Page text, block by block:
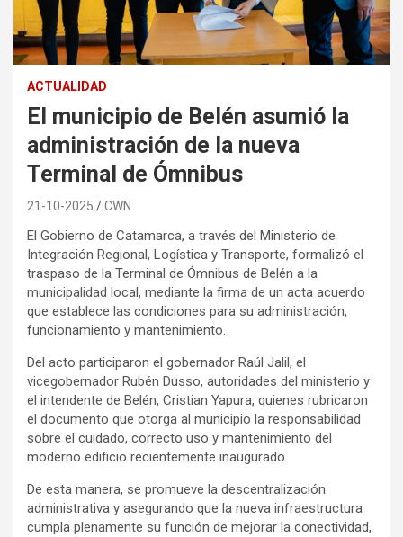
ACTUALIDAD
El municipio de Belén asumió la
administración de la nueva
Terminal de Ómnibus
21-10-2025 CWN
El Gobierno de Catamarca, a través del Ministerio de
Integración Regional, Logística y Transporte, formalizó el
traspaso de la Terminal de Ómnibus de Belén a la
municipalidad local, mediante la firma de un acta acuerdo
que establece las condiciones para su administración,
funcionamiento y mantenimiento.
Del acto participaron el gobernador Raúl Jalil, el
vicegobernador Rubén Dusso, autoridades del ministerio y
el intendente de Belén, Cristian Yapura, quienes rubricaron
el documento que otorga al municipio la responsabilidad
sobre el cuidado, correcto uso y mantenimiento del
moderno edificio recientemente inaugurado.
De esta manera, se promueve la descentralización
administrativa y asegurando que la nueva infraestructura
cumpla plenamente su función de mejorar la conectividad,